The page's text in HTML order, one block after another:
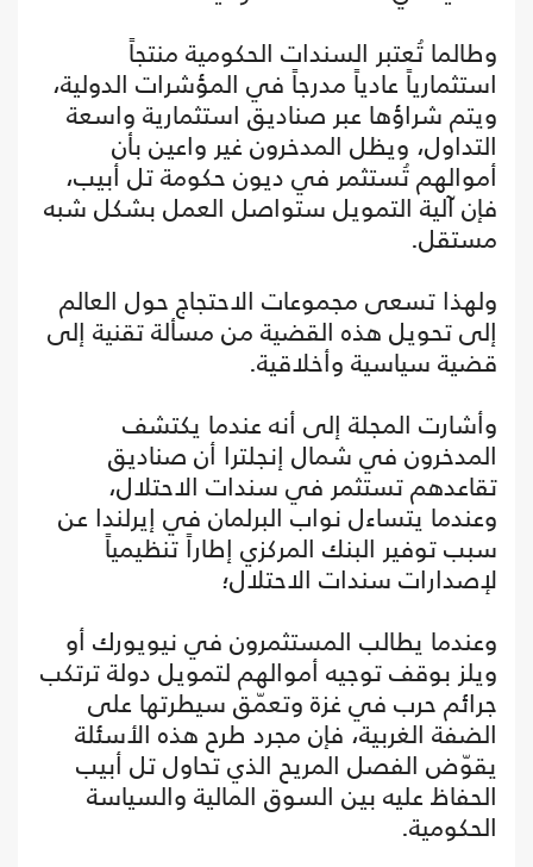
وطالما تُعتبر السندات الحكومية منتجاً
استثمارياً عادياً مدرجاً في المؤشرات الدولية،
ويتم شراؤها عبر صناديق استثمارية واسعة
التداول، ويظل المدخرون غير واعين بأن
أموالهم تُستثمر في ديون حكومة تل أبيب،
فإن آلية التمويل ستواصل العمل بشكل شبه
مستقل.
ولهذا تسعى مجموعات الاحتجاج حول العالم
إلى تحويل هذه القضية من مسألة تقنية إلى
قضية سياسية وأخلاقية.
وأشارت المجلة إلى أنه عندما يكتشف
المدخرون في شمال إنجلترا أن صناديق
تقاعدهم تستثمر في سندات الاحتلال،
وعندما يتساءل نواب البرلمان في إيرلندا عن
سبب توفير البنك المركزي إطاراً تنظيمياً
لإصدارات سندات الاحتلال؛
وعندما يطالب المستثمرون في نيويورك أو
ويلز بوقف توجيه أموالهم لتمويل دولة ترتكب
جرائم حرب في غزة وتعمّق سيطرتها على
الضفة الغربية، فإن مجرد طرح هذه الأسئلة
يقوّض الفصل المريح الذي تحاول تل أبيب
الحفاظ عليه بين السوق المالية والسياسة
الحكومية.